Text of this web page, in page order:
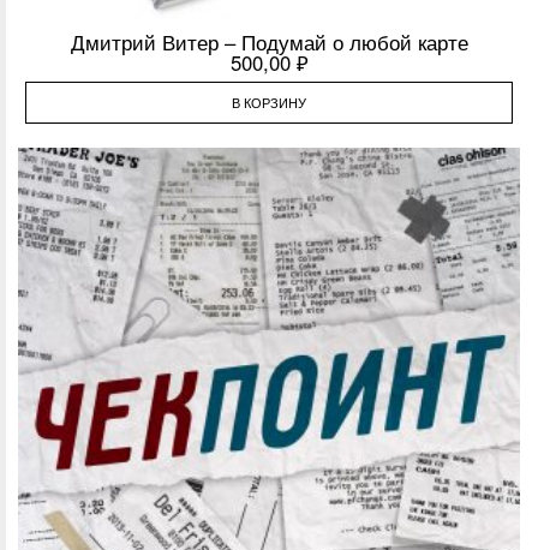
Дмитрий Витер – Подумай о любой карте
500,00 ₽
В КОРЗИНУ